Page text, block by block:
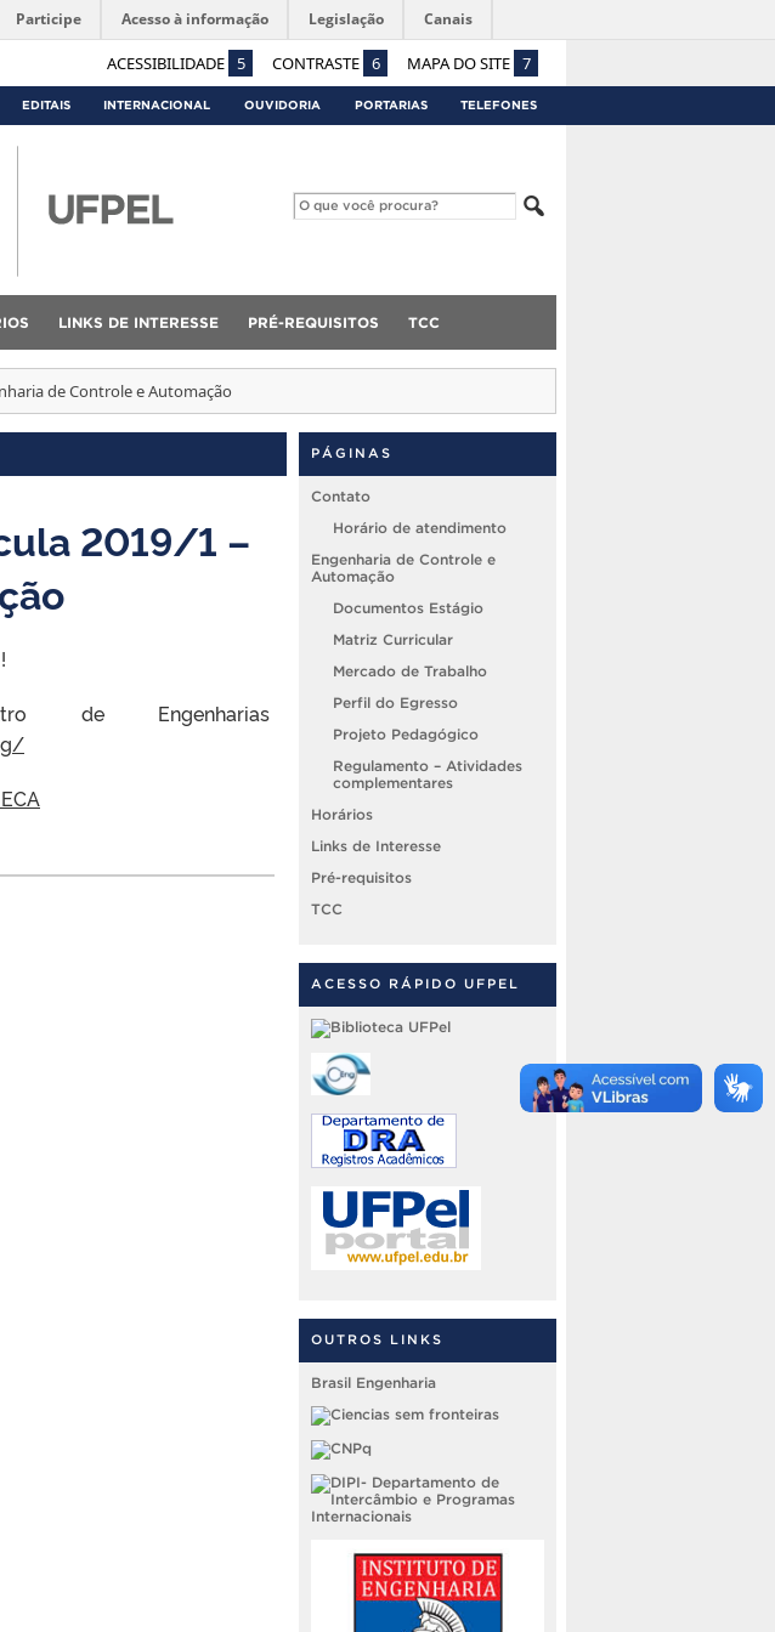
ACESSIBILIDADE 5 CONTRASTE 6 MAPA DO SITE 7
Participe Acesso à informação Legislação Canais
EDITAIS INTERNACIONAL OUVIDORIA PORTARIAS TELEFONES
LINKS DE INTERESSE PRÉ-REQUISITOS TCC
de Controle e Automação
2019/1 –
de Engenharias
PÁGINAS
Contato
Horário de atendimento
Engenharia de Controle e
Automação
Documentos Estágio
Matriz Curricular
Mercado de Trabalho
Perfil do Egresso
Projeto Pedagógico
Regulamento – Atividades
complementares
Horários
Links de Interesse
Pré-requisitos
TCC
ACESSO RÁPIDO UFPEL
OUTROS LINKS
Brasil Engenharia